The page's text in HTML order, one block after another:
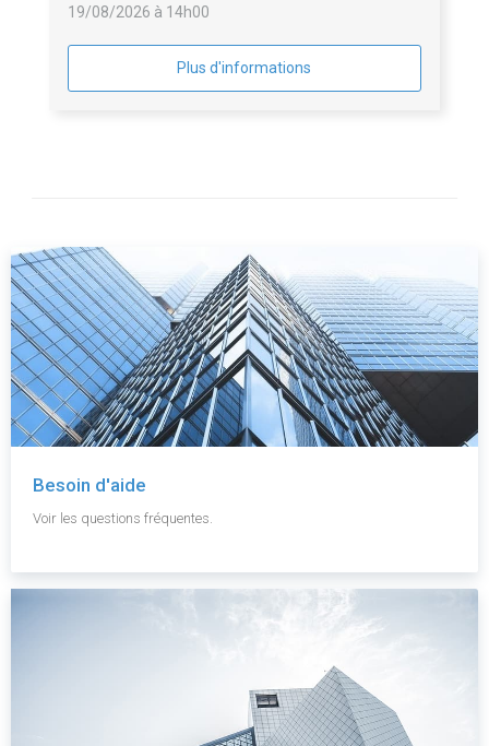
19/08/2026 à 14h00
Plus d'informations
Besoin d'aide
Voir les questions fréquentes.